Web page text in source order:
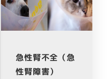
急性腎不全（急
性腎障害）